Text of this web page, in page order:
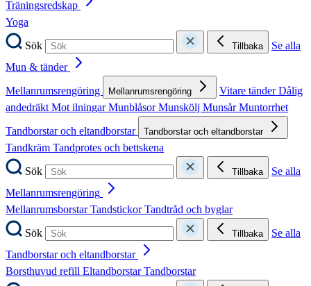
Träningsredskap
Yoga
Sök
Tillbaka
Se alla
Mun & tänder
Mellanrumsrengöring
Mellanrumsrengöring Vitare tänderDålig
andedräktMot ilningarMunblåsorMunskölj MunsårMuntorrhet
Tandborstar och eltandborstar
Tandborstar och eltandborstar
Tandkräm Tandprotes och bettskena
Sök
Tillbaka
Se alla
Mellanrumsrengöring
MellanrumsborstarTandstickorTandtråd och byglar
Sök
Tillbaka
Se alla
Tandborstar och eltandborstar
Borsthuvud refill EltandborstarTandborstar